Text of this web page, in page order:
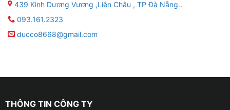
439 Kinh Dương Vương ,Liên Châu , TP Đà Nẵng..
093.161.2323
ducco8668@gmail.com
THÔNG TIN CÔNG TY